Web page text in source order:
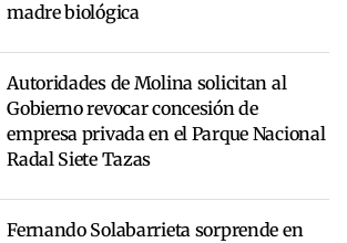
madre biológica
Autoridades de Molina solicitan al
Gobierno revocar concesión de
empresa privada en el Parque Nacional
Radal Siete Tazas
Fernando Solabarrieta sorprende en